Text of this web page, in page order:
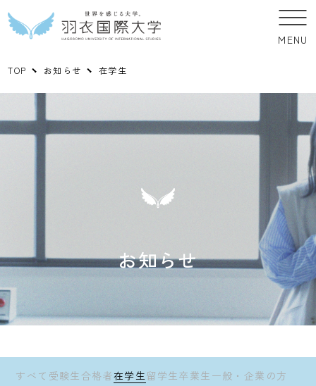
MENU
TOP お知らせ 在学生
お知らせ
すべて 受験生合格者在学生留学生卒業生 一般・企業の方